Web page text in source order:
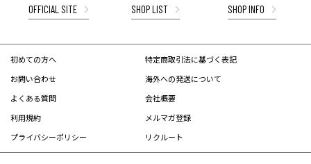
OFFICIAL SITE SHOP LIST SHOP INFO
初めての方へ
お問い合わせ
よくある質問
利用規約
プライバシーポリシー
特定商取引法に基づく表記
海外への発送について
会社概要
メルマガ登録
リクルート